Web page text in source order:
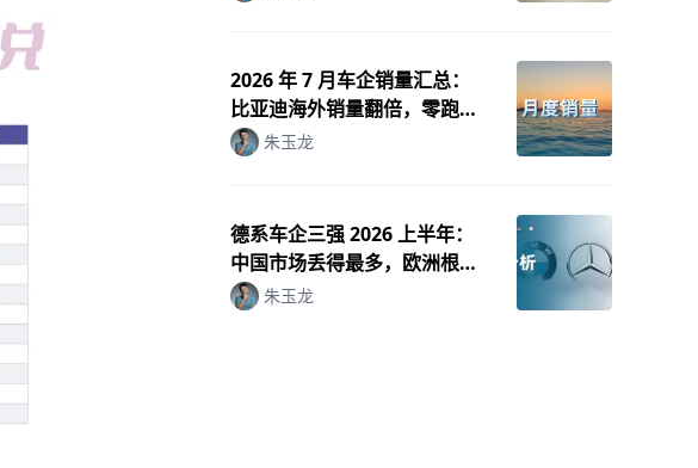
2026 年 7 月车企销量汇总：
比亚迪海外销量翻倍，零跑月
销破 10 万
朱玉龙
德系车企三强 2026 上半年：
中国市场丢得最多，欧洲根基
开始不稳
朱玉龙